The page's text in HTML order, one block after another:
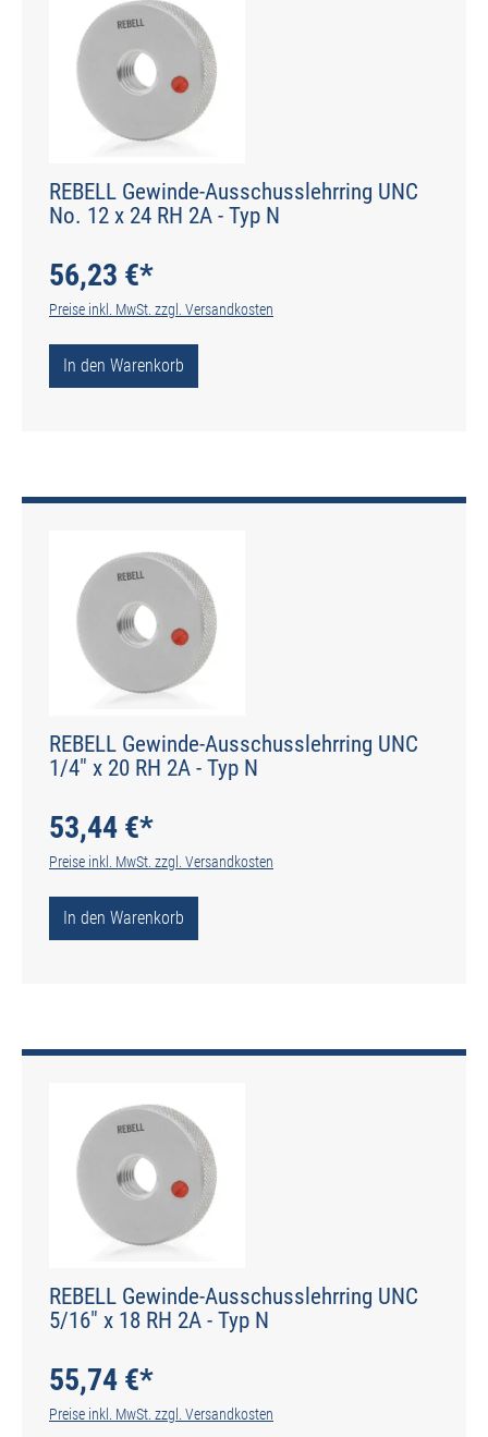
REBELL Gewinde-Ausschusslehrring UNC
No. 12 x 24 RH 2A - Typ N
56,23 €*
Preise inkl. MwSt. zzgl. Versandkosten
In den Warenkorb
REBELL Gewinde-Ausschusslehrring UNC
1/4" x 20 RH 2A - Typ N
53,44 €*
Preise inkl. MwSt. zzgl. Versandkosten
In den Warenkorb
REBELL Gewinde-Ausschusslehrring UNC
5/16" x 18 RH 2A - Typ N
55,74 €*
Preise inkl. MwSt. zzgl. Versandkosten